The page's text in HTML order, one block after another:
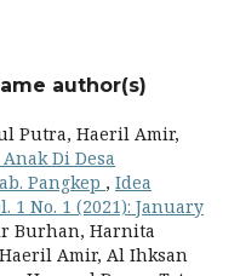
author(s)
Putra, Haeril Amir,
Di Desa
Pangkep , Idea
1 No. 1 (2021): January
Burhan, Harnita
Amir, Al Ihksan